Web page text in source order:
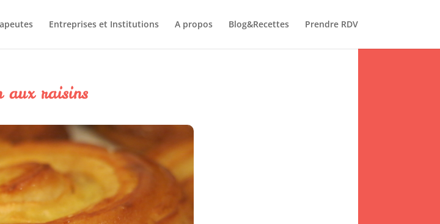
Entreprises et Institutions A propos Blog&Recettes Prendre RDV
aux raisins